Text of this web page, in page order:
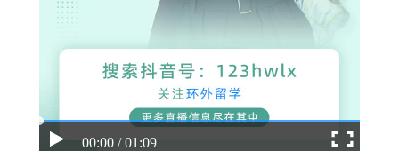
00:00 / 01:09